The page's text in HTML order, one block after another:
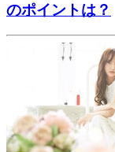
のポイントは？